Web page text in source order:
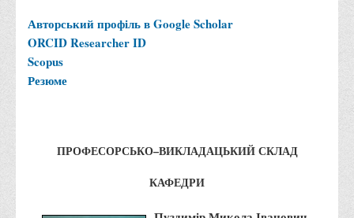
3D тур
Екскурсія до ВТЕІ
SEL
Авторський профіль в Google Scholar
ORCIDResearcher ID
Scopus
Резюме
ПРОФЕСОРСЬКО–ВИКЛАДАЦЬКИЙ СКЛАД
КАФЕДРИ